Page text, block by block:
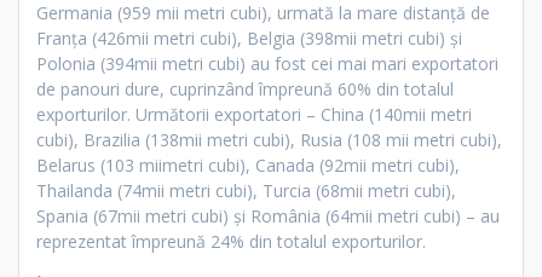
Germania (959 mii metri cubi), urmată la mare distanță de
Franța (426mii metri cubi), Belgia (398mii metri cubi) și
Polonia (394mii metri cubi) au fost cei mai mari exportatori
de panouri dure, cuprinzând împreună 60% din totalul
exporturilor. Următorii exportatori – China (140mii metri
cubi), Brazilia (138mii metri cubi), Rusia (108 mii metri cubi),
Belarus (103 miimetri cubi), Canada (92mii metri cubi),
Thailanda (74mii metri cubi), Turcia (68mii metri cubi),
Spania (67mii metri cubi) și România (64mii metri cubi) – au
reprezentat împreună 24% din totalul exporturilor.